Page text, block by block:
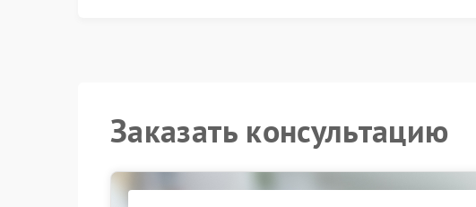
Заказать консультацию